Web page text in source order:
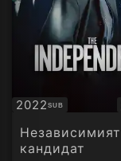
2022SUB
Субтитри
Независимият
кандидат